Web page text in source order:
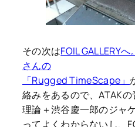
その次はFOIL GALLERY
さんの
「Rugged TimeScape」
絡みをあるので、ATAK
理論＋渋谷慶一郎のジャ
ってよくわからないし、